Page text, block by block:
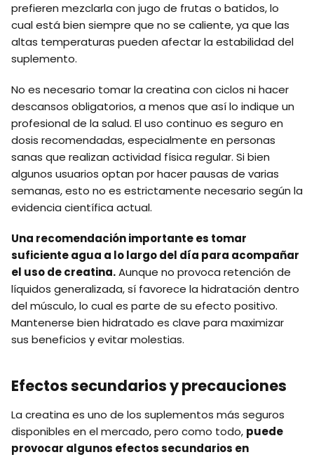
prefieren mezclarla con jugo de frutas o batidos, lo
cual está bien siempre que no se caliente, ya que las
altas temperaturas pueden afectar la estabilidad del
suplemento.
No es necesario tomar la creatina con ciclos ni hacer
descansos obligatorios, a menos que así lo indique un
profesional de la salud. El uso continuo es seguro en
dosis recomendadas, especialmente en personas
sanas que realizan actividad física regular. Si bien
algunos usuarios optan por hacer pausas de varias
semanas, esto no es estrictamente necesario según la
evidencia científica actual.
Una recomendación importante es tomar
suficiente agua a lo largo del día para acompañar
el uso de creatina.Aunque no provoca retención de
líquidos generalizada, sí favorece la hidratación dentro
del músculo, lo cual es parte de su efecto positivo.
Mantenerse bien hidratado es clave para maximizar
sus beneficios y evitar molestias.
Efectos secundarios y precauciones
La creatina es uno de los suplementos más seguros
disponibles en el mercado, pero como todo, puede
provocar algunos efectos secundarios en